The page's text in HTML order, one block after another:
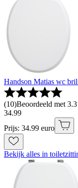
Handson Matias wc
(10)Beoordeeld met
34.99
Prijs: 34.99 euro
Bekijk alles in